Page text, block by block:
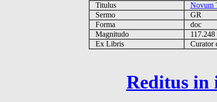
Titulus
Novum
Sermo
GR
Forma
doc
Magnitudo
Ex Libris
Curator
Reditus in